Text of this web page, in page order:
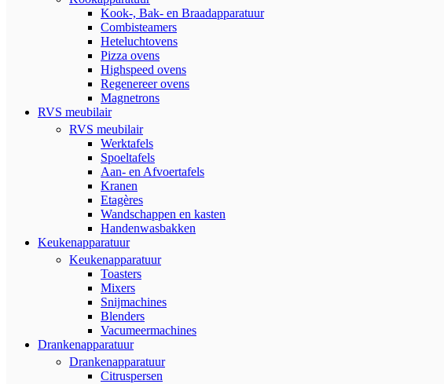
Kook-, Bak- en Braadapparatuur
Combisteamers
Heteluchtovens
Pizza ovens
Highspeed ovens
Regenereer ovens
Magnetrons
RVS meubilair
RVS meubilair
Werktafels
Spoeltafels
Aan- en Afvoertafels
Kranen
Etagères
Wandschappen en kasten
Handenwasbakken
Keukenapparatuur
Keukenapparatuur
Toasters
Mixers
Snijmachines
Blenders
Vacumeermachines
Drankenapparatuur
Drankenapparatuur
Citruspersen